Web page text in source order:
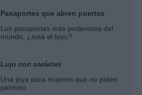
Pasaportes que abren puertas
Los pasaportes más poderosos del
mundo, ¿está el tuyo?
Lujo con carácter
Una joya para mujeres que no piden
permiso